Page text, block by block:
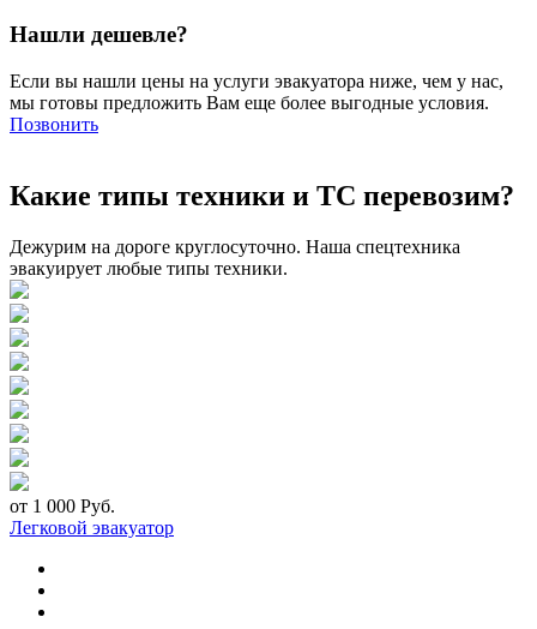
Нашли дешевле?
Если вы нашли цены на услуги эвакуатора ниже, чем у нас,
мы готовы предложить Вам еще более выгодные условия.
Позвонить
Какие типы техники и ТС перевозим?
Дежурим на дороге круглосуточно. Наша спецтехника
эвакуирует любые типы техники.
от 1 000 Руб.
Легковой эвакуатор